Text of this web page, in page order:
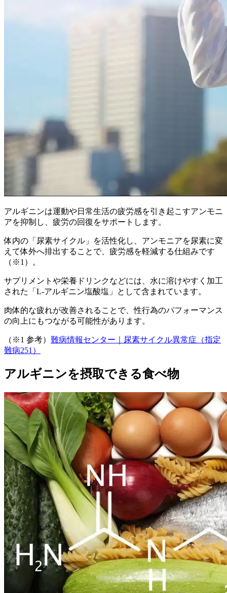
アルギニンは運動や日常生活の疲労感を引き起こすアンモニ
アを抑制し、疲労の回復をサポートします。
体内の「尿素サイクル」を活性化し、アンモニアを尿素に変
えて体外へ排出することで、疲労感を軽減する仕組みです
（※1）。
サプリメントや栄養ドリンクなどには、水に溶けやすく加工
された「L-アルギニン塩酸塩」として含まれています。
肉体的な疲れが改善されることで、性行為のパフォーマンス
の向上にもつながる可能性があります。
（※1 参考） 難病情報センター｜尿素サイクル異常症（指定
難病251）
アルギニンを摂取できる食べ物